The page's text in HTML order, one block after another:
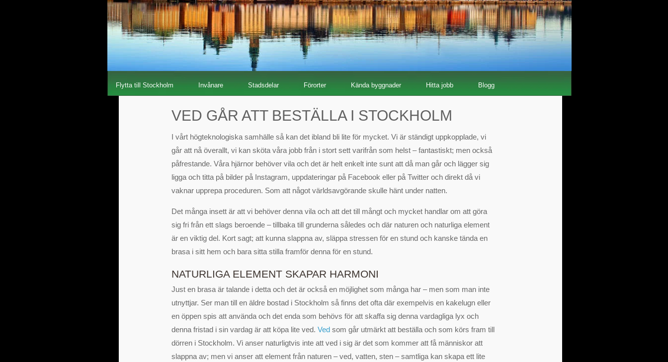
Flytta till Stockholm Invånare Stadsdelar Förorter Kända byggnader Hitta jobb Blogg
VED GÅR ATT BESTÄLLA I STOCKHOLM
I vårt högteknologiska samhälle så kan det ibland bli lite för mycket. Vi är ständigt uppkopplade, vi
går att nå överallt, vi kan sköta våra jobb från i stort sett varifrån som helst – fantastiskt; men också
påfrestande. Våra hjärnor behöver vila och det är helt enkelt inte sunt att då man går och lägger sig
ligga och titta på bilder på Instagram, uppdateringar på Facebook eller på Twitter och direkt då vi
vaknar upprepa proceduren. Som att något världsavgörande skulle hänt under natten.
Det många insett är att vi behöver denna vila och att det till mångt och mycket handlar om att göra
sig fri från ett slags beroende – tillbaka till grunderna således och där naturen och naturliga element
är en viktig del. Kort sagt; att kunna slappna av, släppa stressen för en stund och kanske tända en
brasa i sitt hem och bara sitta stilla framför denna för en stund.
NATURLIGA ELEMENT SKAPAR HARMONI
Just en brasa är talande i detta och det är också en möjlighet som många har – men som man inte
utnyttjar. Ser man till en äldre bostad i Stockholm så finns det ofta där exempelvis en kakelugn eller
en öppen spis att använda och det enda som behövs för att skaffa sig denna vardagliga lyx och
denna fristad i sin vardag är att köpa lite ved.Ved som går utmärkt att beställa och som körs fram till
dörren i Stockholm. Vi anser naturligtvis inte att ved i sig är det som kommer att få människor att
slappna av; men vi anser att element från naturen – ved, vatten, sten – samtliga kan skapa ett lite